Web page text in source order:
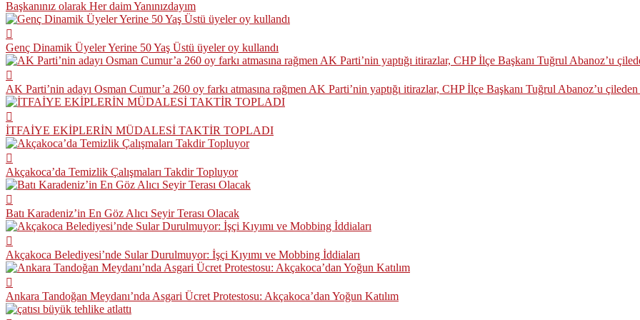
Başkanınız olarak Her daim Yanınızdayım
Genç Dinamik Üyeler Yerine 50 Yaş Üstü üyeler oy kullandı
AK Parti’nin adayı Osman Cumur’a 260 oy farkı atmasına rağmen AK Parti’nin yaptığı itirazlar, CHP İlçe Başkanı Tuğrul Abanoz’u çileden
İTFAİYE EKİPLERİN MÜDALESİ TAKTİR TOPLADI
Akçakoca’da Temizlik Çalışmaları Takdir Topluyor
Batı Karadeniz’in En Göz Alıcı Seyir Terası Olacak
Akçakoca Belediyesi’nde Sular Durulmuyor: İşçi Kıyımı ve Mobbing İddiaları
Ankara Tandoğan Meydanı’nda Asgari Ücret Protestosu: Akçakoca’dan Yoğun Katılım